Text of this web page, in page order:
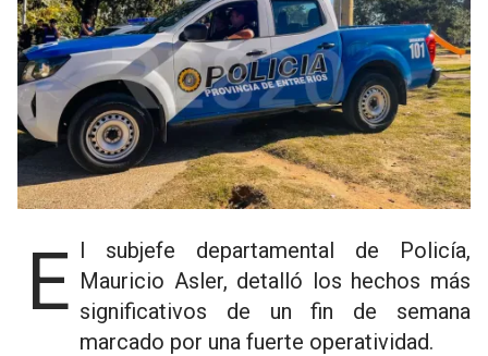
El subjefe departamental de Policía, Mauricio Asler, detalló los hechos más
significativos de un fin de semana
marcado por una fuerte operatividad.